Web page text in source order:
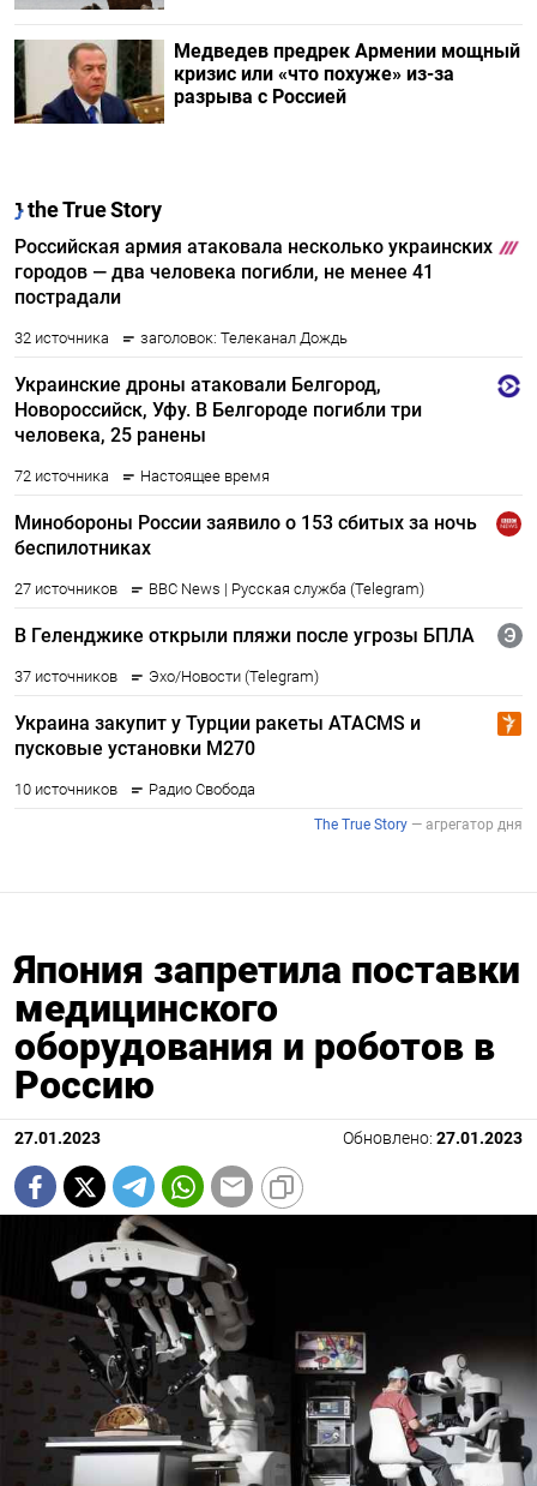
Медведев предрек Армении мощный
кризис или «что похуже» из-за
разрыва с Россией
Япония запретила поставки
медицинского
оборудования и роботов в
Россию
27.01.2023 Обновлено: 27.01.2023